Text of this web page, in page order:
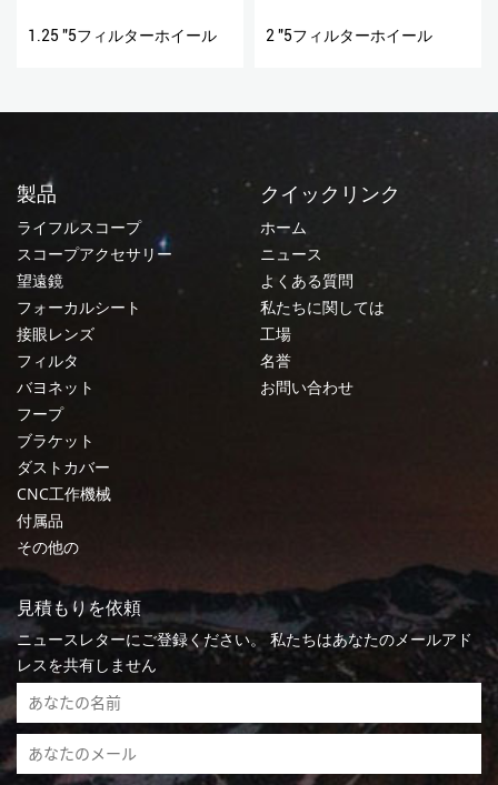
1.25 "5フィルターホイール 2 "5フィルターホイール
製品
ライフルスコープ
スコープアクセサリー
望遠鏡
フォーカルシート
接眼レンズ
フィルタ
バヨネット
フープ
ブラケット
ダストカバー
CNC工作機械
付属品
その他の
クイックリンク
ホーム
ニュース
よくある質問
私たちに関しては
工場
名誉
お問い合わせ
見積もりを依頼
ニュースレターにご登録ください。 私たちはあなたのメールアド
レスを共有しません